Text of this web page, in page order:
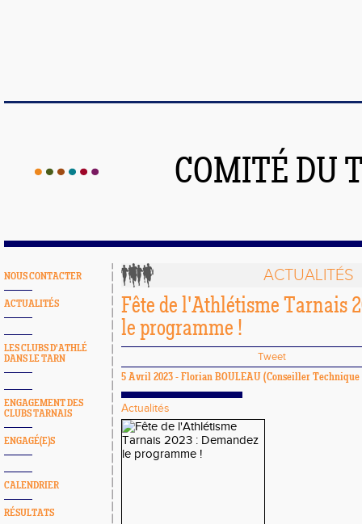
COMITÉ DU
NOUS CONTACTER
ACTUALITÉS
LES CLUBS D'ATHLÉ
DANS LE TARN
ENGAGEMENT DES
CLUBS TARNAIS
ENGAGÉ(E)S
CALENDRIER
RÉSULTATS
ACTUALITÉS
Fête de l'Athlétisme Tarnais
le programme !
Tweet
5 Avril 2023 - Florian BOULEAU (Conseiller
Actualités